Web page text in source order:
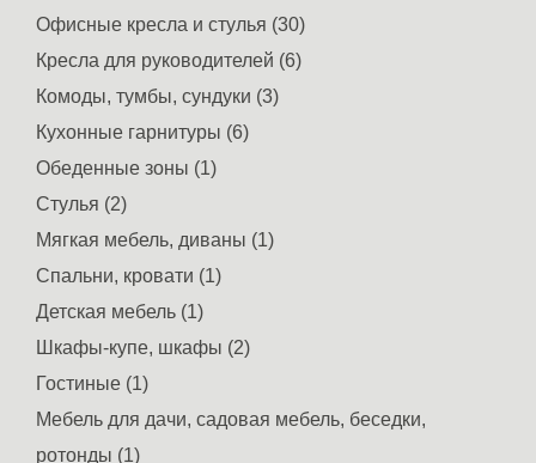
Офисные кресла и стулья (30)
Кресла для руководителей (6)
Комоды, тумбы, сундуки (3)
Кухонные гарнитуры (6)
Обеденные зоны (1)
Стулья (2)
Мягкая мебель, диваны (1)
Спальни, кровати (1)
Детская мебель (1)
Шкафы-купе, шкафы (2)
Гостиные (1)
Мебель для дачи, садовая мебель, беседки,
ротонды (1)